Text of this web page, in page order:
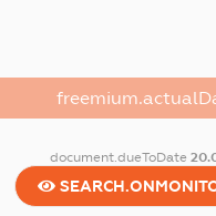
document.dueToDate